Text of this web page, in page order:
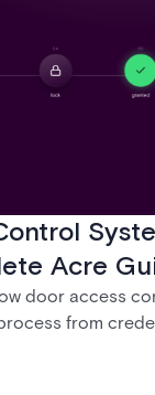
Acre
door access
from